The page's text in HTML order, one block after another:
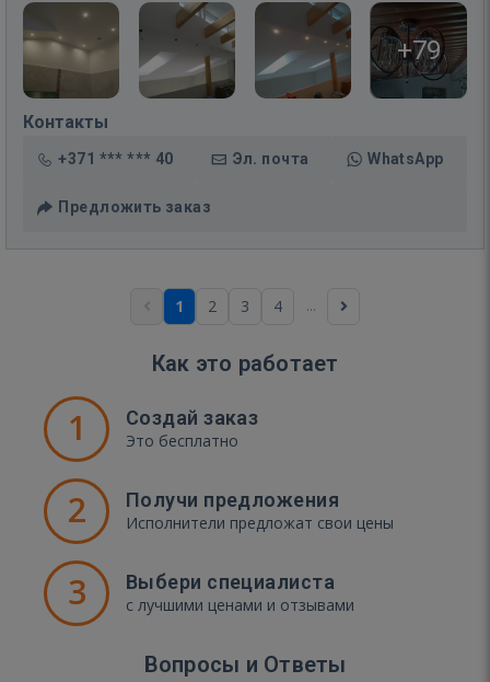
+79
Контакты
+371 *** *** 40 Эл. почта WhatsApp
Предложить заказ
1 2 3 4 ...
Как это работает
1 Создай заказ
Это бесплатно
2 Получи предложения
Исполнители предложат свои цены
3 Выбери специалиста
с лучшими ценами и отзывами
Вопросы и Ответы